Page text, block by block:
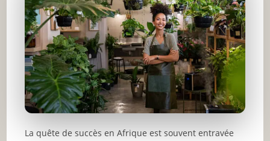
La quête de succès en Afrique est souvent entravée